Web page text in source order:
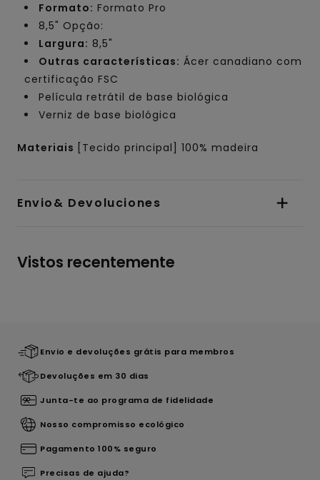
Formato: Formato Pro
8,5" Opção:
Largura: 8,5"
Outras características: Ácer canadiano com
certificação FSC
Película retrátil de base biológica
Verniz de base biológica
Materiais [Tecido principal] 100% madeira
Envio& Devoluciones
Vistos recentemente
Envio e devoluções grátis para membros
Devoluções em 30 dias
Junta-te ao programa de fidelidade
Nosso compromisso ecológico
Pagamento 100% seguro
Precisas de ajuda?